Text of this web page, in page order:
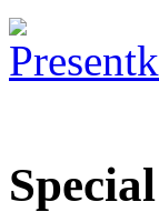
Special